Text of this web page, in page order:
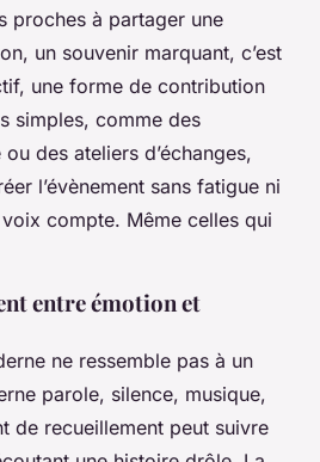
proches à partager une
un souvenir marquant, c’est
une forme de contribution
simples, comme des
des ateliers d’échanges,
l’évènement sans fatigue ni
compte. Même celles qui
entre émotion et
ne ressemble pas à un
parole, silence, musique,
de recueillement peut suivre